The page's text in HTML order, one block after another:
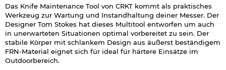
Das Knife Maintenance Tool von CRKT kommt als praktisches
Werkzeug zur Wartung und Instandhaltung deiner Messer. Der
Designer Tom Stokes hat dieses Multitool entworfen um auch
in unerwarteten Situationen optimal vorbereitet zu sein. Der
stabile Körper mit schlankem Design aus äußerst beständigem
FRN-Material eignet sich für ideal für härtere Einsätze im
Outdoorbereich.